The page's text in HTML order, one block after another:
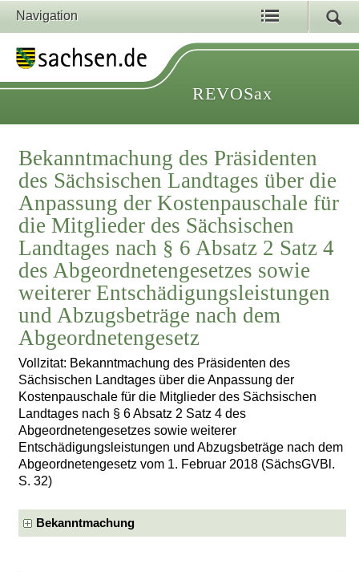
Navigation
REVOSax
Bekanntmachung des Präsidenten
des Sächsischen Landtages über die
Anpassung der Kostenpauschale für
die Mitglieder des Sächsischen
Landtages nach § 6 Absatz 2 Satz 4
des Abgeordnetengesetzes sowie
weiterer Entschädigungsleistungen
und Abzugsbeträge nach dem
Abgeordnetengesetz
Vollzitat: Bekanntmachung des Präsidenten des
Sächsischen Landtages über die Anpassung der
Kostenpauschale für die Mitglieder des Sächsischen
Landtages nach § 6 Absatz 2 Satz 4 des
Abgeordnetengesetzes sowie weiterer
Entschädigungsleistungen und Abzugsbeträge nach dem
Abgeordnetengesetz vom 1. Februar 2018 (SächsGVBl.
S. 32)
Bekanntmachung